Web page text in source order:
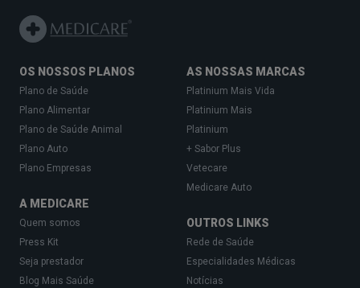
OS NOSSOS PLANOS
Plano de Saúde
Plano Alimentar
Plano de Saúde Animal
Plano Auto
Plano Empresas
A MEDICARE
Quem somos
Press Kit
Seja prestador
Blog Mais Saúde
AS NOSSAS MARCAS
Platinium Mais Vida
Platinium Mais
Platinium
+ Sabor Plus
Vetecare
Medicare Auto
OUTROS LINKS
Rede de Saúde
Especialidades Médicas
Notícias